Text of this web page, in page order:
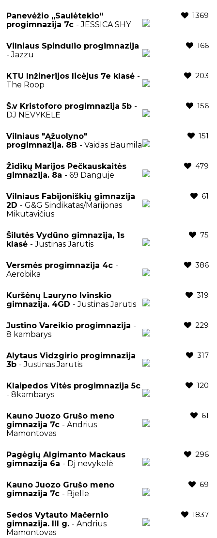
Panevėžio „Saulėtekio“
progimnazija 7c - JESSICA SHY
1369
Vilniaus Spindulio progimnazija
- Jazzu
166
KTU Inžinerijos licėjus 7e klasė -
The Roop
203
Š.v Kristoforo progimnazija 5b -
DJ NEVYKELĖ
156
Vilniaus "Ąžuolyno"
progimnazija. 8B - Vaidas Baumila
151
Židikų Marijos Pečkauskaitės
gimnazija. 8a - 69 Danguje
479
Vilniaus Fabijoniškių gimnazija
2D - G&G Sindikatas/Marijonas
Mikutavičius
61
Šilutės Vydūno gimnazija, 1s
klasė - Justinas Jarutis
75
Versmės progimnazija 4c -
Aerobika
386
Kuršėnų Lauryno Ivinskio
gimnazija. 4GD - Justinas Jarutis
319
Justino Vareikio progimnazija -
8 kambarys
229
Alytaus Vidzgirio progimnazija
3b - Justinas Jarutis
317
Klaipedos Vitės progimnazija 5c
- 8kambarys
120
Kauno Juozo Grušo meno
gimnazija 7c - Andrius
Mamontovas
61
Pagėgių Algimanto Mackaus
gimnazija 6a - Dj nevykelė
296
Kauno Juozo Grušo meno
gimnazija 7c - Bjelle
69
Sedos Vytauto Mačernio
gimnazija. III g. - Andrius
Mamontovas
1837